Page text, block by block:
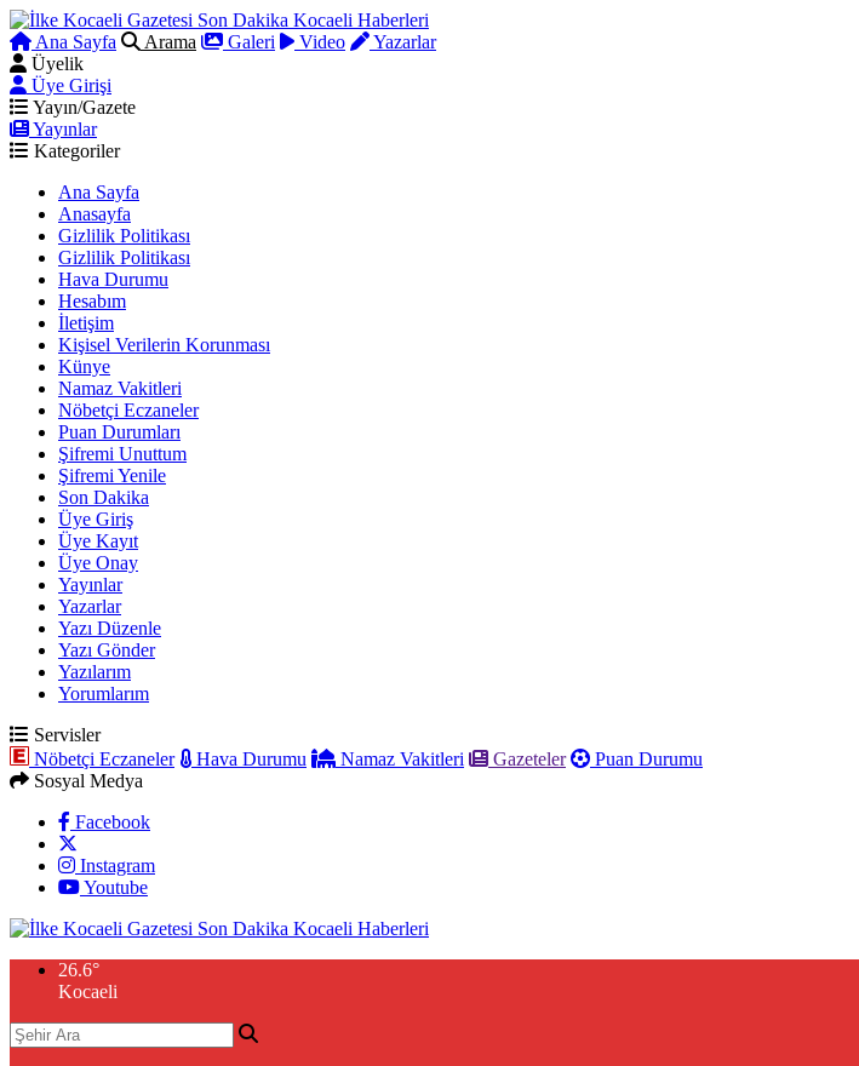
Ana Sayfa Arama Galeri Video
Yazarlar
Üyelik
Üye Girişi
Yayın/Gazete
Yayınlar
Kategoriler
Ana Sayfa
Anasayfa
Gizlilik Politikası
Gizlilik Politikası
Hava Durumu
Hesabım
İletişim
Kişisel Verilerin Korunması
Künye
Namaz Vakitleri
Nöbetçi Eczaneler
Puan Durumları
Şifremi Unuttum
Şifremi Yenile
Son Dakika
Üye Giriş
Üye Kayıt
Üye Onay
Yayınlar
Yazarlar
Yazı Düzenle
Yazı Gönder
Yazılarım
Yorumlarım
Servisler
Nöbetçi Eczaneler
Hava Durumu Namaz Vakitleri Gazeteler
Puan Durumu
Sosyal Medya
Facebook
Instagram
Youtube
26.6°
Kocaeli